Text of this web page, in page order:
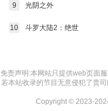
9 光阴之外
10 斗罗大陆2：绝世
免责声明:本网站只提供web页面
若本站收录的节目无意侵犯了贵
Copyright © 2023-